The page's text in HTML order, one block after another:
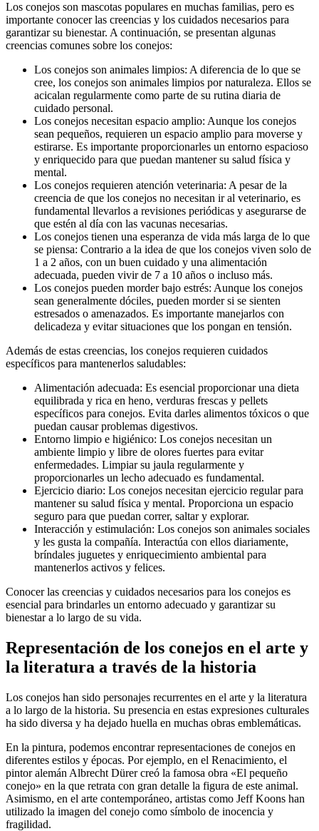
Los conejos son mascotas populares en muchas familias, pero es
importante conocer las creencias y los cuidados necesarios para
garantizar su bienestar. A continuación, se presentan algunas
creencias comunes sobre los conejos:
Los conejos son animales limpios: A diferencia de lo que se
cree, los conejos son animales limpios por naturaleza. Ellos se
acicalan regularmente como parte de su rutina diaria de
cuidado personal.
Los conejos necesitan espacio amplio: Aunque los conejos
sean pequeños, requieren un espacio amplio para moverse y
estirarse. Es importante proporcionarles un entorno espacioso
y enriquecido para que puedan mantener su salud física y
mental.
Los conejos requieren atención veterinaria: A pesar de la
creencia de que los conejos no necesitan ir al veterinario, es
fundamental llevarlos a revisiones periódicas y asegurarse de
que estén al día con las vacunas necesarias.
Los conejos tienen una esperanza de vida más larga de lo que
se piensa: Contrario a la idea de que los conejos viven solo de
1 a 2 años, con un buen cuidado y una alimentación
adecuada, pueden vivir de 7 a 10 años o incluso más.
Los conejos pueden morder bajo estrés: Aunque los conejos
sean generalmente dóciles, pueden morder si se sienten
estresados o amenazados. Es importante manejarlos con
delicadeza y evitar situaciones que los pongan en tensión.
Además de estas creencias, los conejos requieren cuidados
específicos para mantenerlos saludables:
Alimentación adecuada: Es esencial proporcionar una dieta
equilibrada y rica en heno, verduras frescas y pellets
específicos para conejos. Evita darles alimentos tóxicos o que
puedan causar problemas digestivos.
Entorno limpio e higiénico: Los conejos necesitan un
ambiente limpio y libre de olores fuertes para evitar
enfermedades. Limpiar su jaula regularmente y
proporcionarles un lecho adecuado es fundamental.
Ejercicio diario: Los conejos necesitan ejercicio regular para
mantener su salud física y mental. Proporciona un espacio
seguro para que puedan correr, saltar y explorar.
Interacción y estimulación: Los conejos son animales sociales
y les gusta la compañía. Interactúa con ellos diariamente,
bríndales juguetes y enriquecimiento ambiental para
mantenerlos activos y felices.
Conocer las creencias y cuidados necesarios para los conejos es
esencial para brindarles un entorno adecuado y garantizar su
bienestar a lo largo de su vida.
Representación de los conejos en el arte y
la literatura a través de la historia
Los conejos han sido personajes recurrentes en el arte y la literatura
a lo largo de la historia. Su presencia en estas expresiones culturales
ha sido diversa y ha dejado huella en muchas obras emblemáticas.
En la pintura, podemos encontrar representaciones de conejos en
diferentes estilos y épocas. Por ejemplo, en el Renacimiento, el
pintor alemán Albrecht Dürer creó la famosa obra «El pequeño
conejo» en la que retrata con gran detalle la figura de este animal.
Asimismo, en el arte contemporáneo, artistas como Jeff Koons han
utilizado la imagen del conejo como símbolo de inocencia y
fragilidad.